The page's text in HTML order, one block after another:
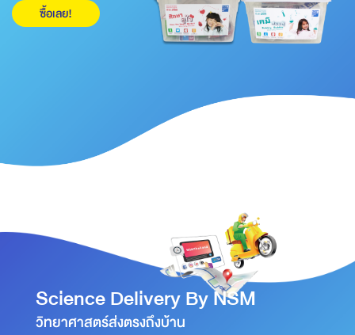
ซื้อเลย!
Science Delivery By NSM
วิทยาศาสตร์ส่งตรงถึงบ้าน